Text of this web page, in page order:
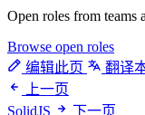
Open roles from
Browse open roles
编辑此页
翻译
上一页
SolidJS
下一页